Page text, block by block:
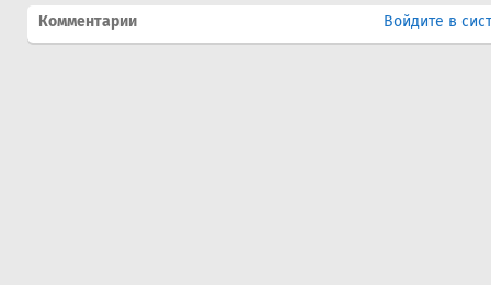
Комментарии Войдите в